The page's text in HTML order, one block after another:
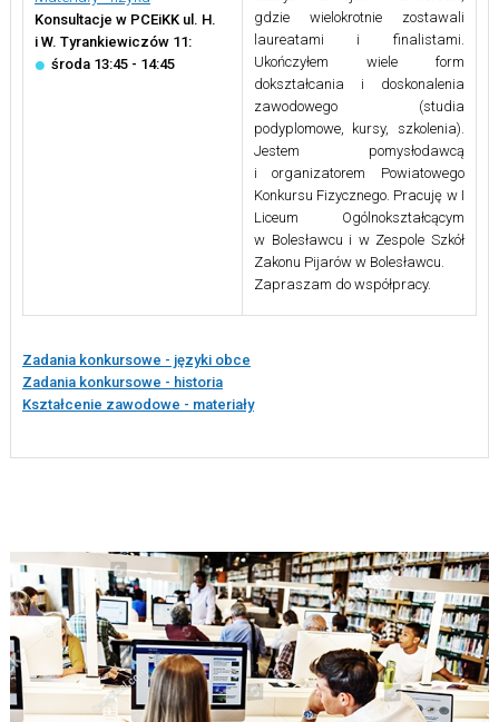
Konsultacje w PCEiKK ul. H.
i W. Tyrankiewiczów 11:
środa 13:45 - 14:45
gdzie wielokrotnie zostawali
laureatami i finalistami.
Ukończyłem wiele form
dokształcania i doskonalenia
zawodowego (studia
podyplomowe, kursy, szkolenia).
Jestem pomysłodawcą
i organizatorem Powiatowego
Konkursu Fizycznego. Pracuję w I
Liceum Ogólnokształcącym
w Bolesławcu i w Zespole Szkół
Zakonu Pijarów w Bolesławcu.
Zapraszam do współpracy.
Zadania konkursowe - języki obce
Zadania konkursowe - historia
Kształcenie zawodowe - materiały